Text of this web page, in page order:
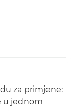
za primjene:
u jednom